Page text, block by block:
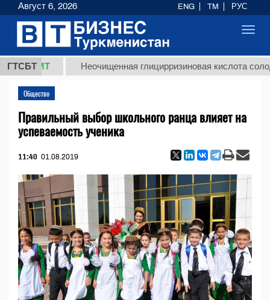
ГТСБТ Неочищенная глицирризиновая кислота
Общество
Правильный выбор школьного ранца влияет на
успеваемость ученика
11:40 01.08.2019
Август 6, 2026 ENG TM РУС